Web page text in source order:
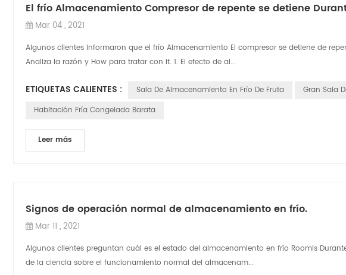
El frío Almacenamiento Compresor de repente se detiene
Mar 04 , 2021
Algunos clientes informaron que el frío Almacenamiento El compresor se detiene de
Analiza la razón y How para tratar con it. 1. El efecto de al...
ETIQUETAS CALIENTES : Sala De Almacenamiento En Frío De Fruta
Gran Sala
Habitación Fría Congelada Barata
Leer más
Signos de operación normal de almacenamiento en frío.
Mar 11 , 2021
Algunos clientes preguntan cuál es el estado del almacenamiento en frío Roomis
de la ciencia sobre el funcionamiento normal del almacenam...